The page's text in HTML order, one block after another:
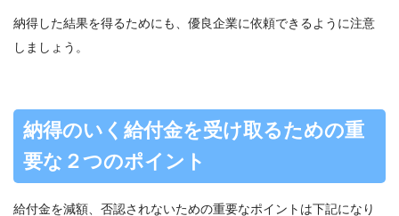
納得した結果を得るためにも、優良企業に依頼できるように注意
しましょう。
納得のいく給付金を受け取るための重
要な２つのポイント
給付金を減額、否認されないための重要なポイントは下記になり